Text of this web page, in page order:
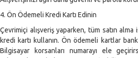
4. Ön Ödemeli Kredi Kartı Edinin
Çevrimiçi alışveriş yaparken, tüm satın
kredi kartı kullanın. Ön ödemeli kartlar
Bilgisayar korsanları numarayı ele